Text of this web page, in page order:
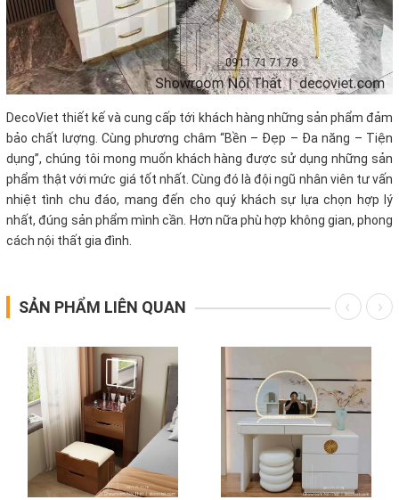
DecoViet thiết kế và cung cấp tới khách hàng những sản phẩm đảm
bảo chất lượng. Cùng phương châm “Bền – Đẹp – Đa năng – Tiện
dụng”, chúng tôi mong muốn khách hàng được sử dụng những sản
phẩm thật với mức giá tốt nhất. Cùng đó là đội ngũ nhân viên tư vấn
nhiệt tình chu đáo, mang đến cho quý khách sự lựa chọn hợp lý
nhất, đúng sản phẩm mình cần. Hơn nữa phù hợp không gian, phong
cách nội thất gia đình.
SẢN PHẨM LIÊN QUAN